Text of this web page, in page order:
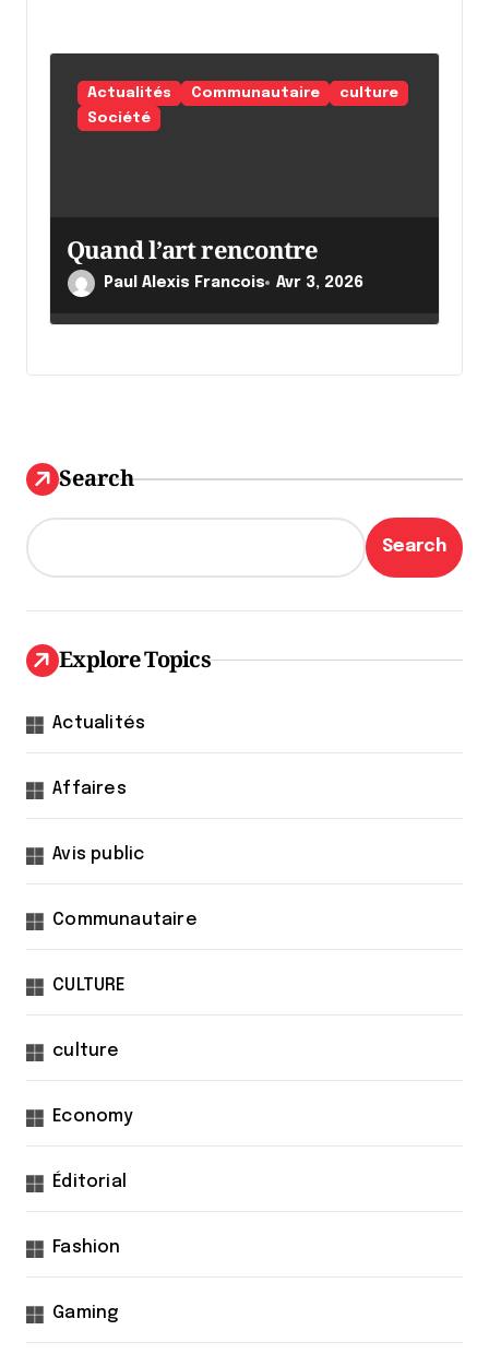
Actualités Communautaire
culture
Société
Quand l’art rencontre
Paul Alexis Francois Avr 3, 2026
Search
Search
Explore Topics
Actualités
Affaires
Avis public
Communautaire
CULTURE
culture
Economy
Éditorial
Fashion
Gaming